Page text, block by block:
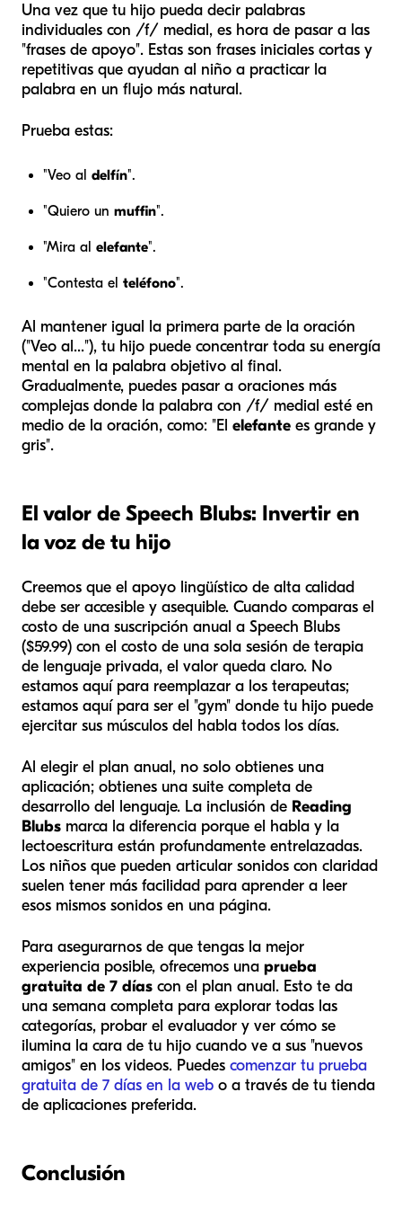
Una vez que tu hijo pueda decir palabras
individuales con /f/ medial, es hora de pasar a las
"frases de apoyo". Estas son frases iniciales cortas y
repetitivas que ayudan al niño a practicar la
palabra en un flujo más natural.
Prueba estas:
"Veo al delfín".
"Quiero un muffin".
"Mira al elefante".
"Contesta el teléfono".
Al mantener igual la primera parte de la oración
("Veo al..."), tu hijo puede concentrar toda su energía
mental en la palabra objetivo al final.
Gradualmente, puedes pasar a oraciones más
complejas donde la palabra con /f/ medial esté en
medio de la oración, como: "El elefante es grande y
gris".
El valor de Speech Blubs: Invertir en
la voz de tu hijo
Creemos que el apoyo lingüístico de alta calidad
debe ser accesible y asequible. Cuando comparas el
costo de una suscripción anual a Speech Blubs
($59.99) con el costo de una sola sesión de terapia
de lenguaje privada, el valor queda claro. No
estamos aquí para reemplazar a los terapeutas;
estamos aquí para ser el "gym" donde tu hijo puede
ejercitar sus músculos del habla todos los días.
Al elegir el plan anual, no solo obtienes una
aplicación; obtienes una suite completa de
desarrollo del lenguaje. La inclusión de Reading
Blubs marca la diferencia porque el habla y la
lectoescritura están profundamente entrelazadas.
Los niños que pueden articular sonidos con claridad
suelen tener más facilidad para aprender a leer
esos mismos sonidos en una página.
Para asegurarnos de que tengas la mejor
experiencia posible, ofrecemos una prueba
gratuita de 7 días con el plan anual. Esto te da
una semana completa para explorar todas las
categorías, probar el evaluador y ver cómo se
ilumina la cara de tu hijo cuando ve a sus "nuevos
amigos" en los videos. Puedes comenzar tu prueba
gratuita de 7 días en la web o a través de tu tienda
de aplicaciones preferida.
Conclusión